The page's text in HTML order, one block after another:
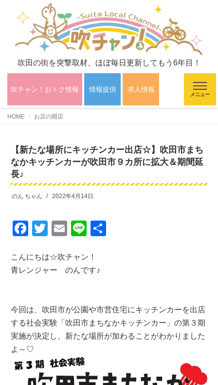
吹田の街を突撃取材、ほぼ毎日更新してもう6年目！
吹チャン！おトク情報 情報提供 求人情報
メニュー
HOME お店の開店
【新たな場所にキッチンカー出店☆】吹田市まち
なかキッチンカーが吹田市９カ所に拡大＆期間延
長♪
のん ちゃん 2022年4月14日
F
c
e
o
o
k
T
tt
er
E
ail
Li
e
こんにちは☆吹チャン！
青レンジャー のんです♪
今回は、吹田市が公園や市営住宅にキッチンカーを出店
する社会実験「吹田市まちなかキッチンカー」の第３期
実施が決定し、新たな場所が加わることがわかりました
よ～♡